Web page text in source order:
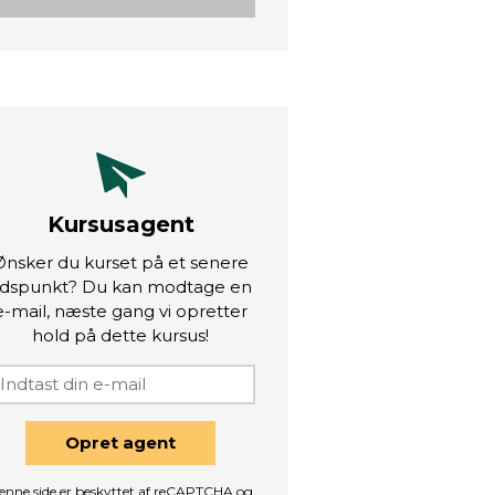
Kursusagent
du kurset på et senere
Du kan modtage en
mail, næste gang vi opretter
hold på dette kursus!
Opret agent
side er beskyttet af reCAPTCHA og